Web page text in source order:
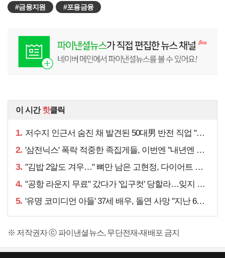
#금융지원
#포용금융
이 시간핫클릭
1. 저수지 인근서 숨진 채 발견된 50대男 반전 직업 "얼마 전…"
2. '삼전닉스' 폭락 적중한 족집게들, 이번엔 "내년엔 더욱…"
3. "김밥 2알도 겨우…" 뼈만 남은 고현정, 다이어트 아니라
4. "공항 라운지 무료" 갔다가 '입구컷' 당할라…잊지 말아야 할 것
5. '유명 코미디언 아들' 37세 배우, 돌연 사망 "지난 6월에도…"
※ 저작권자 ⓒ 파이낸셜뉴스, 무단전재-재배포 금지